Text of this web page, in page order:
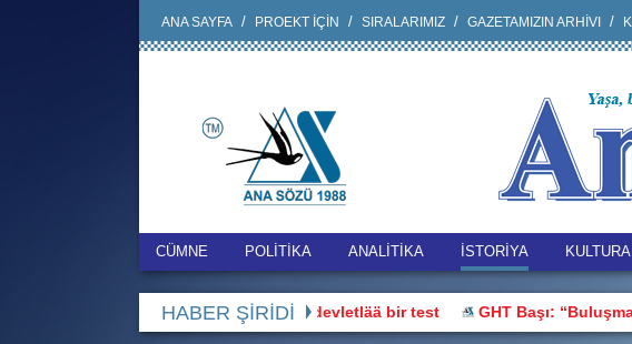
ANA SAYFA PROEKT İÇİN SIRALARIMIZ GAZETAMIZIN ARHİVI
CÜMNE POLİTİKA ANALİTİKA İSTORİYA KULTURA
HABER ŞİRİDİ
Bu hak üstünnüü devletlää bir test GHT Başı: “Buluşmaya